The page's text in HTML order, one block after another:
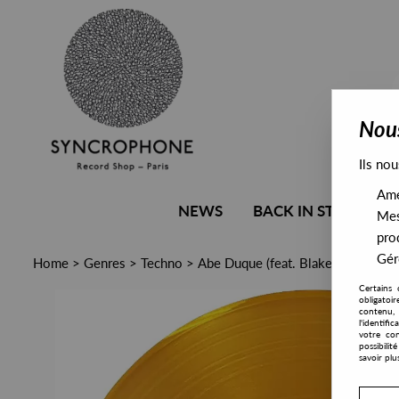
NEWS BACK IN STOCK
Home > Genres > Techno > Abe Duque (feat. Blake Baxter) -
Ils
Certains
contenu,
votre
savoir